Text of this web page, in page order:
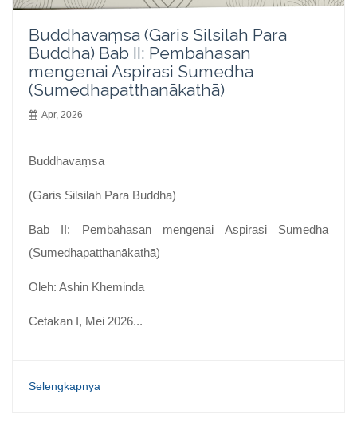
Buddhavaṃsa (Garis Silsilah Para
Buddha) Bab II: Pembahasan
mengenai Aspirasi Sumedha
(Sumedhapatthanākathā)
Apr, 2026
Buddhavaṃsa
(Garis Silsilah Para Buddha)
Bab II: Pembahasan mengenai Aspirasi Sumedha
(Sumedhapatthanākathā)
Oleh: Ashin Kheminda
Cetakan I, Mei 2026...
Selengkapnya